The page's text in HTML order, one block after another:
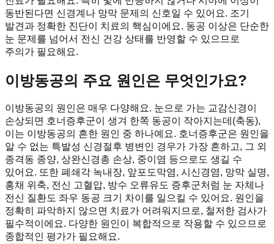
동반된다면 신경계나 망막 문제의 신호일 수 있어요. 조기
발견과 정확한 진단이 치료의 핵심이에요. 동공 이상은 단순한
눈 문제를 넘어서 전신 건강 상태를 반영할 수 있으므로
주의가 필요해요.
이방동공의 주요 원인은 무엇인가요?
이방동공의 원인은 매우 다양해요. 눈으로 가는 교감신경이
손상되면 호너증후군이 생겨 한쪽 동공이 작아지는데(축동),
이는 이방동공의 흔한 원인 중 하나예요. 호너증후군은 원인을
알 수 없는 특발성 신경절후 병변인 경우가 가장 흔하고, 그 외
종격동 종양, 상완신경총 손상, 중이염 등으로도 생길 수
있어요. 또한 폐쇄각 녹내장, 앞포도막염, 시신경염, 망막 실명,
홍채 위축, 전신 고혈압, 방수 오류유도 증후군처럼 눈 자체나
전신 질환도 좌우 동공 크기 차이를 일으킬 수 있어요. 원인을
정확히 파악하지 않으면 치료가 어려워지므로, 철저한 검사가
필수적이에요. 다양한 원인이 복합적으로 작용할 수 있으므로
종합적인 평가가 필요해요.